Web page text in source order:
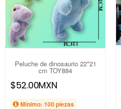
Peluche de dinosaurio 22*21
cm TOY884
$52.00MXN
Mínimo: 100 piezas